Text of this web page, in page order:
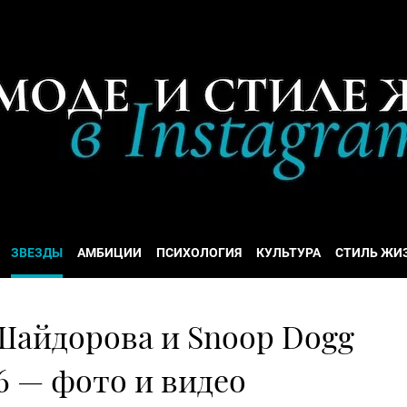
ЗВЕЗДЫ АМБИЦИИ ПСИХОЛОГИЯ КУЛЬТУРА СТИЛЬ
и Snoop Dogg
— фото и видео